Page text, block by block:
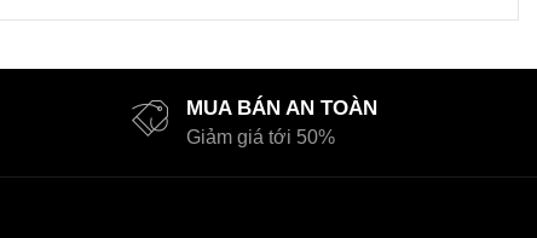
MUA BÁN AN TOÀN
Giảm giá tới 50%